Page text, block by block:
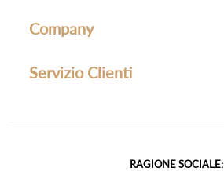
Company
Servizio Clienti
RAGIONE SOCIALE: